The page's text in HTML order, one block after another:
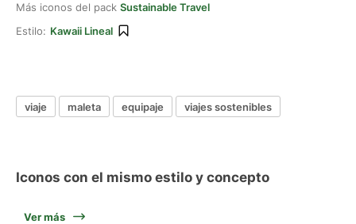
Más iconos del pack Sustainable Travel
Estilo: Kawaii Lineal
viaje maleta equipaje viajes sostenibles
Iconos con el mismo estilo y concepto
Ver más